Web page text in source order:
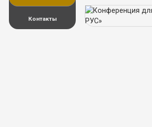
Контакты